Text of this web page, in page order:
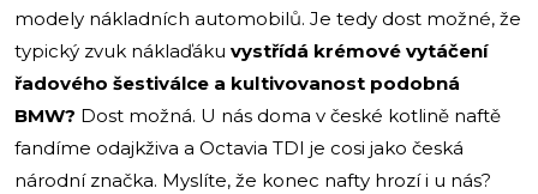
modely nákladních automobilů. Je tedy dost možné, že
typický zvuk náklaďáku vystřídá krémové vytáčení
řadového šestiválce a kultivovanost podobná
BMW? Dost možná. U nás doma v české kotlině naftě
fandíme odajkživa a Octavia TDI je cosi jako česká
národní značka. Myslíte, že konec nafty hrozí i u nás?